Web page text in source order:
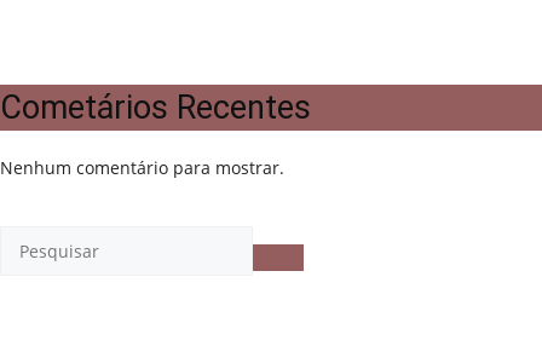
Cometários Recentes
Nenhum comentário para mostrar.